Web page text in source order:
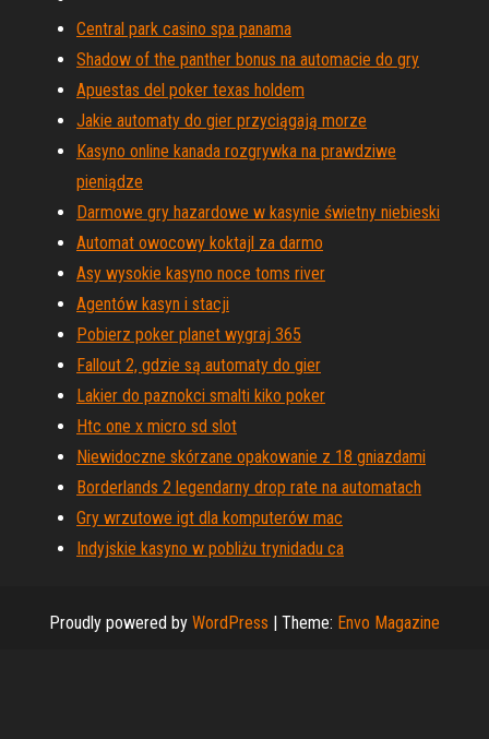
Central park casino spa panama
Shadow of the panther bonus na automacie do gry
Apuestas del poker texas holdem
Jakie automaty do gier przyciągają morze
Kasyno online kanada rozgrywka na prawdziwe
pieniądze
Darmowe gry hazardowe w kasynie świetny niebieski
Automat owocowy koktajl za darmo
Asy wysokie kasyno noce toms river
Agentów kasyn i stacji
Pobierz poker planet wygraj 365
Fallout 2, gdzie są automaty do gier
Lakier do paznokci smalti kiko poker
Htc one x micro sd slot
Niewidoczne skórzane opakowanie z 18 gniazdami
Borderlands 2 legendarny drop rate na automatach
Gry wrzutowe igt dla komputerów mac
Indyjskie kasyno w pobliżu trynidadu ca
Proudly powered by WordPress | Theme: Envo Magazine